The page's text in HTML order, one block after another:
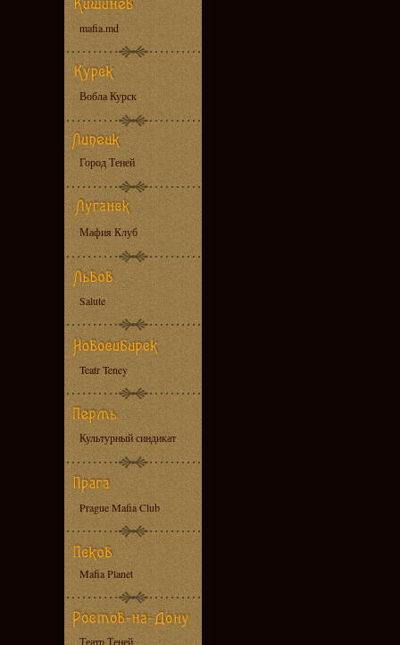
mafia.md
Вобла Курск
Город Теней
Мафия Клуб
Salute
Teatr Teney
Культурный синдикат
Prague Mafia Club
Mafia Planet
Театр Теней